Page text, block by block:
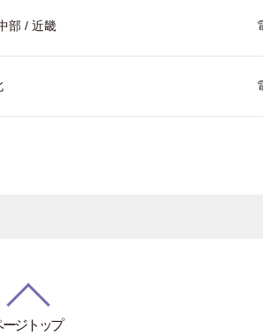
部 / 近畿
ージトップ